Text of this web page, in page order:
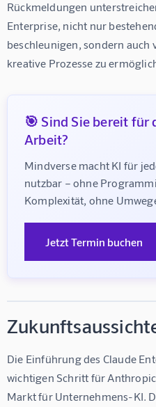
Rückmeldungen
Enterprise, nicht nur
beschleunigen, sondern
kreative Prozesse zu
🎯 Sind Sie bereit für
Arbeit?
Mindverse macht KI für
nutzbar – ohne
Komplexität, ohne
Jetzt Termin buchen
Die Einführung des Claude
wichtigen Schritt für
Markt für Unternehmens-KI.